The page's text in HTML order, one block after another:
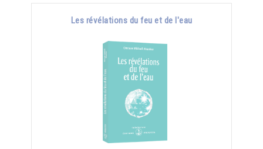
Les révélations du feu et de l'eau